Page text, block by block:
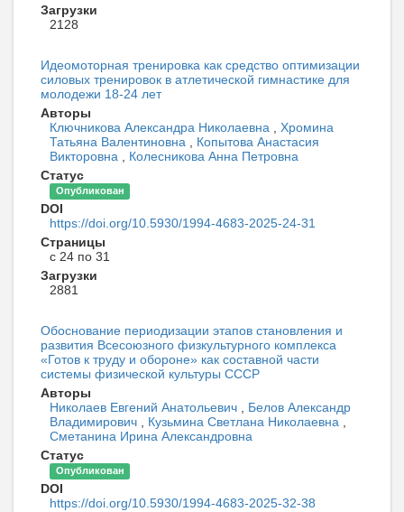
Загрузки
2128
Идеомоторная тренировка как средство оптимизации
силовых тренировок в атлетической гимнастике для
молодежи 18-24 лет
Авторы
Ключникова Александра Николаевна , Хромина
Татьяна Валентиновна , Копытова Анастасия
Викторовна , Колесникова Анна Петровна
Статус
Опубликован
DOI
https://doi.org/10.5930/1994-4683-2025-24-31
Страницы
с 24 по 31
Загрузки
2881
Обоснование периодизации этапов становления и
развития Всесоюзного физкультурного комплекса
«Готов к труду и обороне» как составной части
системы физической культуры СССР
Авторы
Николаев Евгений Анатольевич , Белов Александр
Владимирович , Кузьмина Светлана Николаевна ,
Сметанина Ирина Александровна
Статус
Опубликован
DOI
https://doi.org/10.5930/1994-4683-2025-32-38